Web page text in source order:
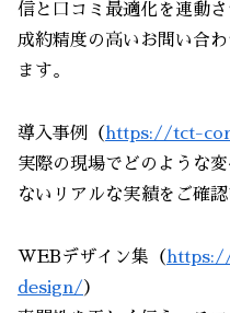
信と口コミ最適化を連動
成約精度の高いお問い合
ます。
導入事例（ https://tct-
実際の現場でどのような
ないリアルな実績をご確認
WEBデザイン集（
design/）